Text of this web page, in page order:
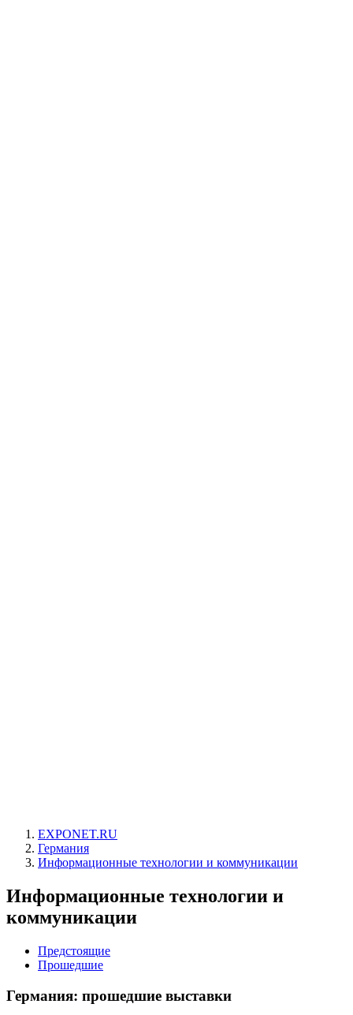
EXPONET.RU
Германия
Информационные технологии и коммуникации
Информационные технологии и
коммуникации
Предстоящие
Прошедшие
Германия: прошедшие выставки